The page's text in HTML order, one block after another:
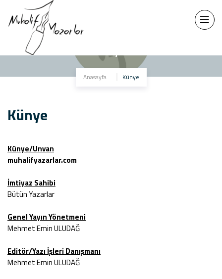
Anasayfa Künye
Künye
Künye/Unvan
muhalifyazarlar.com
İmtiyaz Sahibi
Bütün Yazarlar
Genel Yayın Yönetmeni
Mehmet Emin ULUDAĞ
Editör/Yazı İşleri Danışmanı
Mehmet Emin ULUDAĞ